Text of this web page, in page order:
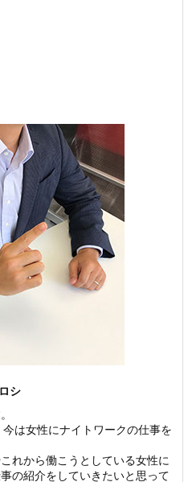
シ
は女性にナイトワークの仕事を
れから働こうとしている女性に
の紹介をしていきたいと思って